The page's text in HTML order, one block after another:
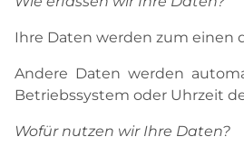
Ihre Daten werden zum einen
Andere Daten werden
Betriebssystem oder Uhrzeit
Wofür nutzen wir Ihre Daten?